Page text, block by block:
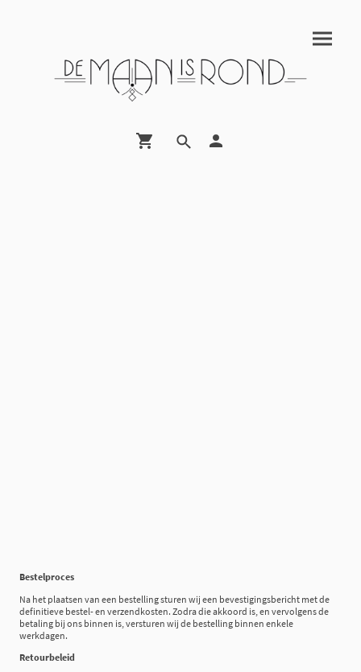
Bestelproces
Na het plaatsen van een bestelling sturen wij een bevestigingsbericht met de
definitieve bestel- en verzendkosten. Zodra die akkoord is, en vervolgens de
betaling bij ons binnen is, versturen wij de bestelling binnen enkele
werkdagen.
Retourbeleid